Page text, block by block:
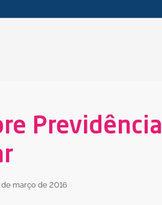
Previdência
março de 2016